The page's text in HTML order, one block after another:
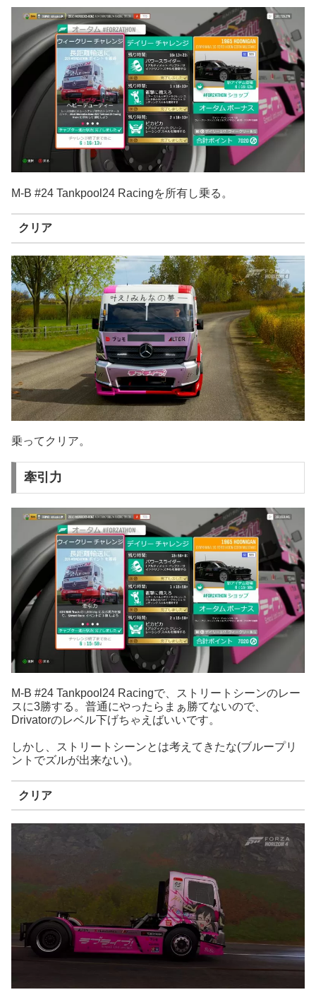
M-B #24 Tankpool24 Racingを所有し乗る。
クリア
乗ってクリア。
牽引力
M-B #24 Tankpool24 Racingで、ストリートシーンのレー
スに3勝する。普通にやったらまぁ勝てないので、
Drivatorのレベル下げちゃえばいいです。
しかし、ストリートシーンとは考えてきたな(ブループリ
ントでズルが出来ない)。
クリア